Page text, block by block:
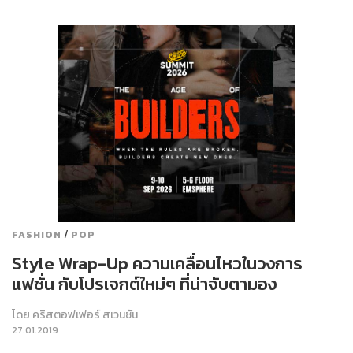
FASHION / POP
Style Wrap-Up ความเคลื่อนไหวในวงการ
แฟชั่น กับโปรเจกต์ใหม่ๆ ที่น่าจับตามอง
โดย คริสตอฟเฟอร์ สเวนซัน
27.01.2019